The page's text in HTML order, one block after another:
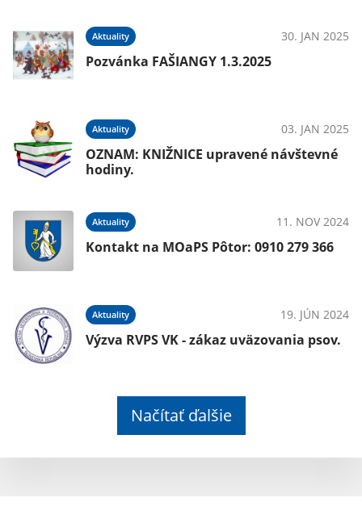
Aktuality 30. JAN 2025
Pozvánka FAŠIANGY 1.3.2025
Aktuality 03. JAN 2025
OZNAM: KNIŽNICE upravené návštevné
hodiny.
Aktuality 11. NOV 2024
Kontakt na MOaPS Pôtor: 0910 279 366
Aktuality 19. JÚN 2024
Výzva RVPS VK - zákaz uväzovania psov.
Načítať ďalšie